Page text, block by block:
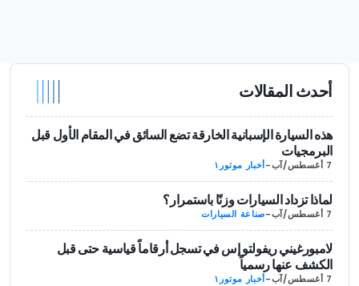
أحدث المقالات
هذه السيارة الإسبانية الخارقة تضع السائق في المقام الأول قبل
البرمجيات
7 أغسطس/آب -أخبار موتور١
لماذا تزداد السيارات وزنًا باستمرار؟
7 أغسطس/آب -صناعة السيارات
لامبورغيني ريفولتو إس في تسجل أرقاماً قياسية حتى قبل
الكشف عنها رسمياً
7 أغسطس/آب -أخبار موتور١